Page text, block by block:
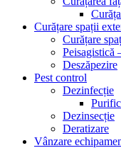
Curățare spații
Curățare
Peisagistică
Deszăpezire
Pest control
Dezinfecție
Dezinsecție
Deratizare
Vânzare